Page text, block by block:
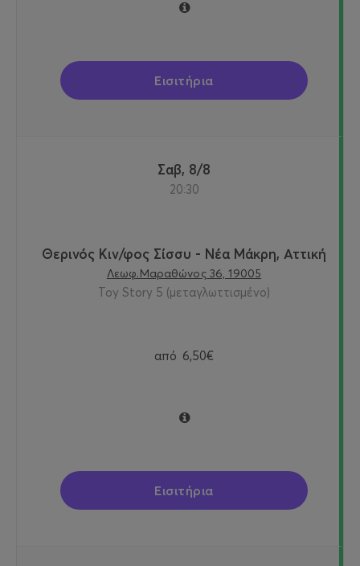
Εισιτήρια
Σαβ, 8/8
20:30
Θερινός Κιν/φος Σίσσυ - Νέα Μάκρη, Αττική
Λεωφ.Μαραθώνος 36, 19005
Toy Story 5 (μεταγλωττισμένο)
από 6,50€
Εισιτήρια